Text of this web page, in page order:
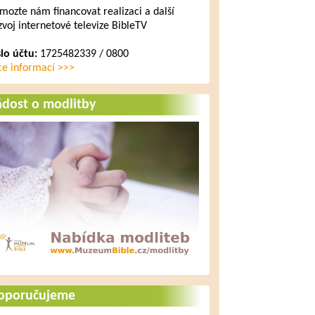
nám financovat realizaci a další
internetové televize BibleTV
účtu:1725482339 / 0800
informací >>>
o modlitby